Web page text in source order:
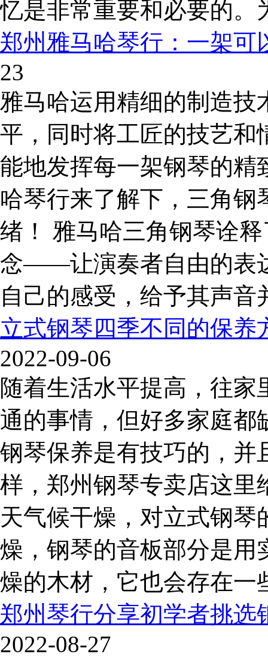
忆是非常重要和必要的。
郑州雅马哈琴行：一架可
23
雅马哈运用精细的制造技
平，同时将工匠的技艺和
能地发挥每一架钢琴的精
哈琴行来了解下，三角
绪！ 雅马哈三角钢琴诠
念——让演奏者自由的表
自己的感受，给予其声音
立式钢琴四季不同的保
2022-09-06
随着生活水平提高，往
通的事情，但好多家庭都
钢琴保养是有技巧的，并
样，郑州钢琴专卖店这里
天气候干燥，对立式钢
燥，钢琴的音板部分是用
燥的木材，它也会存在一
郑州琴行分享初学者挑选
2022-08-27